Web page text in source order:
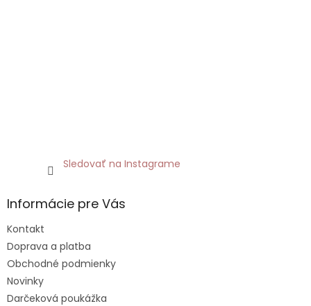
Sledovať na Instagrame
Informácie pre Vás
Kontakt
Doprava a platba
Obchodné podmienky
Novinky
Darčeková poukážka